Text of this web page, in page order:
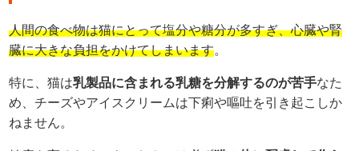
人間の食べ物は猫にとって塩分や糖分が多すぎ、心臓や腎
臓に大きな負担をかけてしまいます。
特に、猫は乳製品に含まれる乳糖を分解するのが苦手なた
め、チーズやアイスクリームは下痢や嘔吐を引き起こしか
ねません。